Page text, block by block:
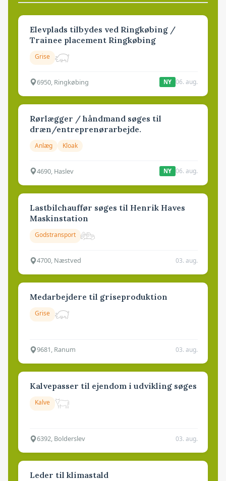
Elevplads tilbydes ved Ringkøbing /
Trainee placement Ringkøbing
Grise
6950, Ringkøbing NY 06. aug.
Rørlægger / håndmand søges til
dræn/entreprenørarbejde.
Anlæg Kloak
4690, Haslev NY 06. aug.
Lastbilchauffør søges til Henrik Haves
Maskinstation
Godstransport
4700, Næstved 03. aug.
Medarbejdere til griseproduktion
Grise
9681, Ranum 03. aug.
Kalvepasser til ejendom i udvikling søges
Kalve
6392, Bolderslev 03. aug.
Leder til klimastald